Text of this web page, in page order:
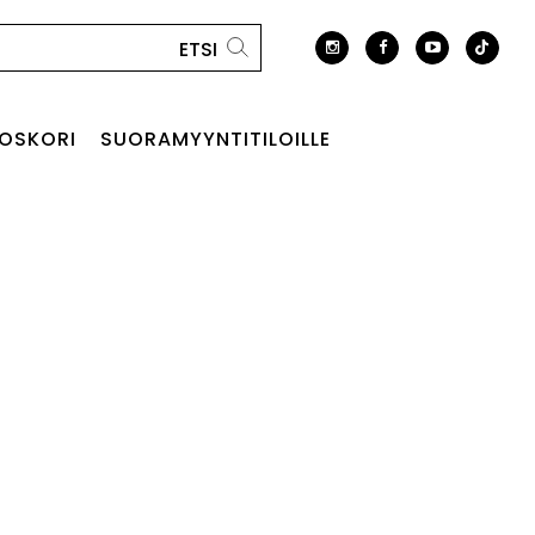
SUORAMYYNTITILOILLE